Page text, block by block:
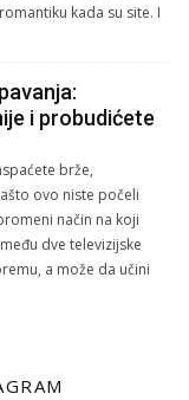
kada su site. I
i probudićete
brže,
ovo niste počeli
način na koji
dve televizijske
a može da učini